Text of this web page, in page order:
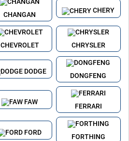
CHANGAN
CHERY
CHEVROLET CHRYSLER
DODGE
DONGFENG
FAW
FERRARI
FORD
FORTHING